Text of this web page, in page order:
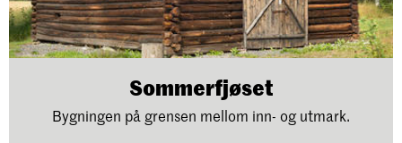
Sommerfjøset
Bygningen på grensen mellom inn- og utmark.